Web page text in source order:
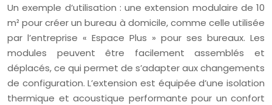
Un exemple d’utilisation : une extension modulaire de 10
m² pour créer un bureau à domicile, comme celle utilisée
par l’entreprise « Espace Plus » pour ses bureaux. Les
modules peuvent être facilement assemblés et
déplacés, ce qui permet de s’adapter aux changements
de configuration. L’extension est équipée d’une isolation
thermique et acoustique performante pour un confort